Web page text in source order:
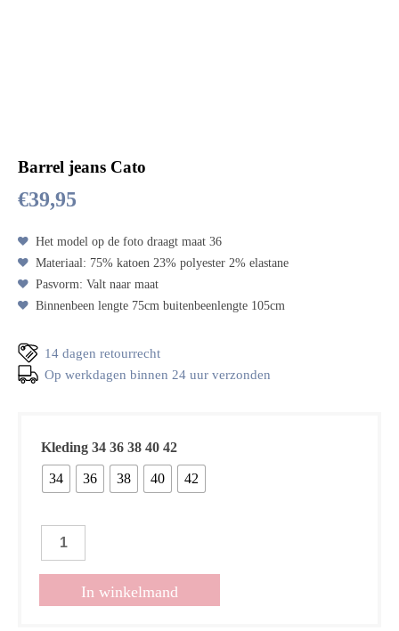
Barrel jeans Cato
€39,95
Het model op de foto draagt maat 36
Materiaal: 75% katoen 23% polyester 2% elastane
Pasvorm: Valt naar maat
Binnenbeen lengte 75cm buitenbeenlengte 105cm
14 dagen retourrecht
Op werkdagen binnen 24 uur verzonden
Kleding 34 36 38 40 42
34 36 38 40 42
Barrel
Cato
In winkelmand